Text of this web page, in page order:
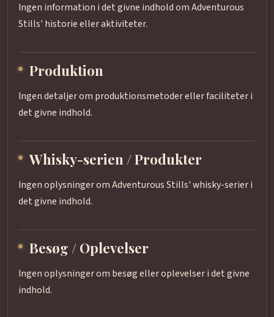
Ingen information i det givne indhold om Adventurous
Stills' historie eller aktiviteter.
Produktion
Ingen detaljer om produktionsmetoder eller faciliteter i
det givne indhold.
Whisky-serien / Produkter
Ingen oplysninger om Adventurous Stills' whisky-serier i
det givne indhold.
Besøg / Oplevelser
Ingen oplysninger om besøg eller oplevelser i det givne
indhold.